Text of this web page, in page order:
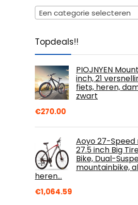
Een categorie selecteren
Topdeals!!
PIOJNYEN
inch, 21
fiets, heren,
zwart
€270.00
Aoyo 27-
27.5 inch Big
Bike, Dual-
mountainbike,
heren…
€1,064.59